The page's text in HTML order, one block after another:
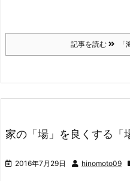
記事を読む 「
家の「場」を良くする「
2016年7月29日 hinomoto09